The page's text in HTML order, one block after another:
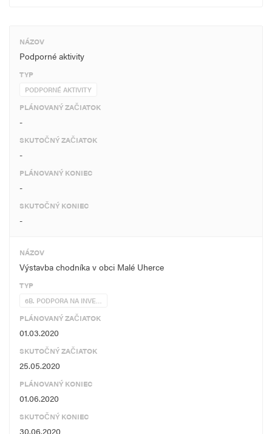
NÁZOV
Podporné aktivity
TYP
PODPORNÉ AKTIVITY
PLÁNOVANÝ ZAČIATOK
-
SKUTOČNÝ ZAČIATOK
-
PLÁNOVANÝ KONIEC
-
SKUTOČNÝ KONIEC
-
NÁZOV
Výstavba chodníka v obci Malé Uherce
TYP
6B. PODPORA NA INVE…
PLÁNOVANÝ ZAČIATOK
01.03.2020
SKUTOČNÝ ZAČIATOK
25.05.2020
PLÁNOVANÝ KONIEC
01.06.2020
SKUTOČNÝ KONIEC
30.06.2020